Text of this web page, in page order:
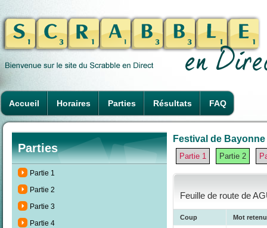
Accueil Horaires Parties Résultats FAQ
Parties
Partie 1
Partie 2
Partie 3
Partie 4
Festival de
Partie 1 Partie 2
Feuille de route de
Coup Mot retenu